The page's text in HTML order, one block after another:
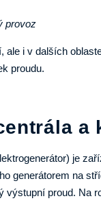
provoz
i v dalších
proudu.
a
je
generátorem na
proud. Na